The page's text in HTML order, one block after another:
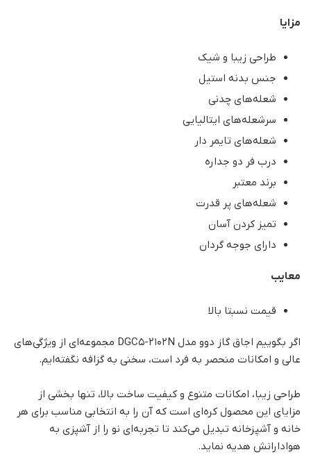
مزایا
طراحی زیبا و شیک
جنس بدنه استیل
شعله‌های چدنی
سرشعله‌های ایتالیایی
شعله‌های تایمر دار
درب فر دو جداره
برند معتبر
شعله‌های پر قدرت
تمیز کردن آسان
دارای جوجه گردان
معایب
قیمت نسبتا بالا
اگر بگوییم اجاق گاز دوو مدل DGC5-2102N مجموعه‌ای از ویژگی‌های
عالی و امکانات منحصر به فرد است، سخنی به گزافه نگفته‌ایم.
طراحی زیبا، امکانات متنوع و کیفیت ساخت بالا، تنها بخشی از
مزایای این محصول کره‌ای است که آن را به انتخابی مناسب برای هر
خانه‌ و آشپزخانه تبدیل می‌کند تا تجربه‌ای نو را از آشپزی به
هوادارانش هدیه نماید.